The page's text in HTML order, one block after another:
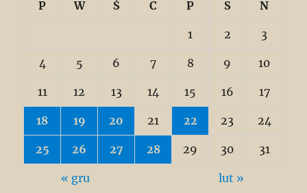
P W Ś C P S N
1 2 3
4 5 6 7 8 9 10
11 12 13 14 15 16 17
18 19 20 21 22 23 24
25 26 27 28 29 30 31
« gru lut »